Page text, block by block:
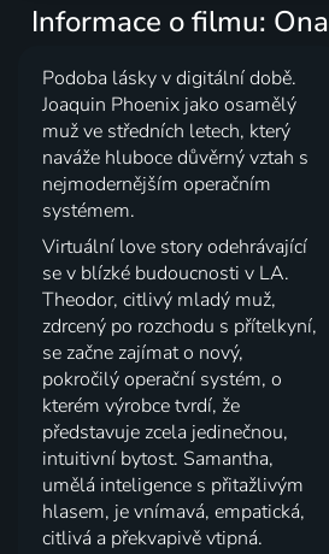
Informace o filmu: Ona
Podoba lásky v digitální době.
Joaquin Phoenix jako osamělý
muž ve středních letech, který
naváže hluboce důvěrný vztah s
nejmodernějším operačním
systémem.
Virtuální love story odehrávající
se v blízké budoucnosti v LA.
Theodor, citlivý mladý muž,
zdrcený po rozchodu s přítelkyní,
se začne zajímat o nový,
pokročilý operační systém, o
kterém výrobce tvrdí, že
představuje zcela jedinečnou,
intuitivní bytost. Samantha,
umělá inteligence s přitažlivým
hlasem, je vnímavá, empatická,
citlivá a překvapivě vtipná.